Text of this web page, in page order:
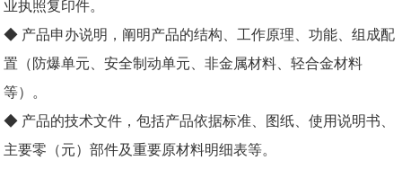
业执照复印件。
◆ 产品申办说明，阐明产品的结构、工作原理、功能、组成配
置（防爆单元、安全制动单元、非金属材料、轻合金材料
等）。
◆ 产品的技术文件，包括产品依据标准、图纸、使用说明书、
主要零（元）部件及重要原材料明细表等。